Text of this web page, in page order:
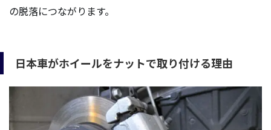
の脱落につながります。
日本車がホイールをナットで取り付ける理由